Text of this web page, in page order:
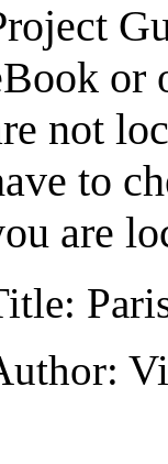
or
not
to
are
:
: